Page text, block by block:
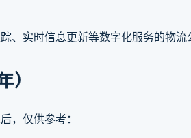
、实时信息更新等数字化服务的物
，仅供参考：